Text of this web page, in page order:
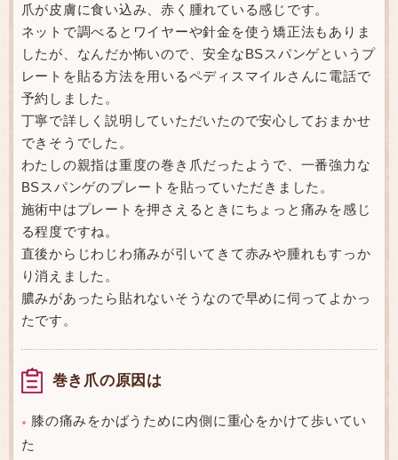
爪が皮膚に食い込み、赤く腫れている感じです。
ネットで調べるとワイヤーや針金を使う矯正法もありま
したが、なんだか怖いので、安全なBSスパンゲというプ
レートを貼る方法を用いるペディスマイルさんに電話で
予約しました。
丁寧で詳しく説明していただいたので安心しておまかせ
できそうでした。
わたしの親指は重度の巻き爪だったようで、一番強力な
BSスパンゲのプレートを貼っていただきました。
施術中はプレートを押さえるときにちょっと痛みを感じ
る程度ですね。
直後からじわじわ痛みが引いてきて赤みや腫れもすっか
り消えました。
膿みがあったら貼れないそうなので早めに伺ってよかっ
たです。
巻き爪の原因は
●
膝の痛みをかばうために内側に重心をかけて歩いてい
た